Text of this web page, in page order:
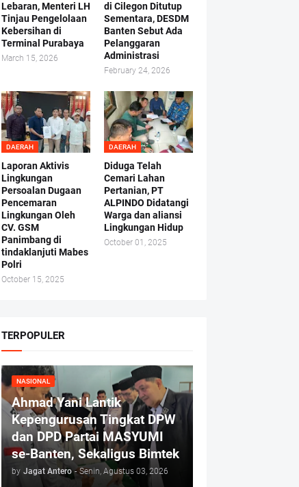
Lebaran, Menteri LH
Tinjau Pengelolaan
Kebersihan di
Terminal Purabaya
March 15, 2026
di Cilegon Ditutup
Sementara, DESDM
Banten Sebut Ada
Pelanggaran
Administrasi
February 24, 2026
DAERAH
Laporan Aktivis
Lingkungan
Persoalan Dugaan
Pencemaran
Lingkungan Oleh
CV. GSM
Panimbang di
tindaklanjuti Mabes
Polri
October 15, 2025
DAERAH
Diduga Telah
Cemari Lahan
Pertanian, PT
ALPINDO Didatangi
Warga dan aliansi
Lingkungan Hidup
October 01, 2025
TERPOPULER
NASIONAL
Ahmad Yani Lantik
Kepengurusan Tingkat DPW
dan DPD Partai MASYUMI
se-Banten, Sekaligus Bimtek
by Jagat Antero - Senin, Agustus 03, 2026